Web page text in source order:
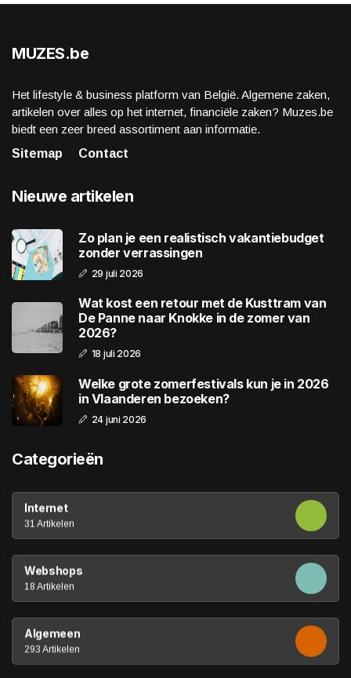
MUZES.be
Het lifestyle & business platform van België. Algemene zaken,
artikelen over alles op het internet, financiële zaken? Muzes.be
biedt een zeer breed assortiment aan informatie.
Sitemap
Contact
Nieuwe artikelen
Zo plan je een realistisch vakantiebudget
zonder verrassingen
29 juli 2026
Wat kost een retour met de Kusttram van
De Panne naar Knokke in de zomer van
2026?
18 juli 2026
Welke grote zomerfestivals kun je in 2026
in Vlaanderen bezoeken?
24 juni 2026
Categorieën
Internet
31 Artikelen
Webshops
18 Artikelen
Algemeen
293 Artikelen